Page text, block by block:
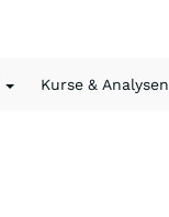
Kurse & Analysen